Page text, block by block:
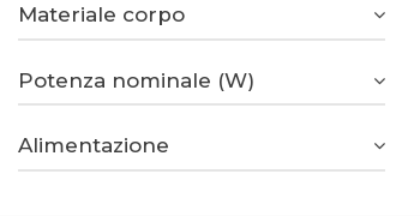
Materiale corpo
Potenza nominale (W)
Alimentazione